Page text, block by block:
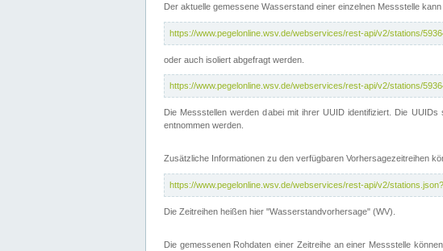
Der aktuelle gemessene Wasserstand einer einzelnen Messstelle
https://www.pegelonline.wsv.de/webservices/rest-api/v2/stations/
oder auch isoliert abgefragt werden.
https://www.pegelonline.wsv.de/webservices/rest-api/v2/stations/
Die Messstellen werden dabei mit ihrer UUID identifiziert. Die UUIDs
entnommen werden.
Zusätzliche Informationen zu den verfügbaren Vorhersagezeitreihen
https://www.pegelonline.wsv.de/webservices/rest-api/v2/
Die Zeitreihen heißen hier "Wasserstandvorhersage" (WV).
Die gemessenen Rohdaten einer Zeitreihe an einer Messstelle